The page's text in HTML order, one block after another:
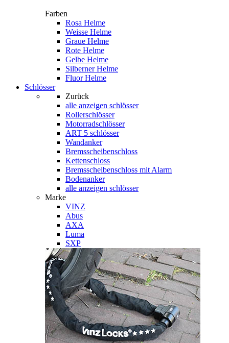
Farben
Rosa Helme
Weisse Helme
Graue Helme
Rote Helme
Gelbe Helme
Silberner Helme
Fluor Helme
Schlösser
Zurück
alle anzeigen schlösser
Rollerschlösser
Motorradschlösser
ART 5 schlösser
Wandanker
Bremsscheibenschloss
Kettenschloss
Bremsscheibenschloss mit Alarm
Bodenanker
alle anzeigen schlösser
Marke
VINZ
Abus
AXA
Luma
SXP